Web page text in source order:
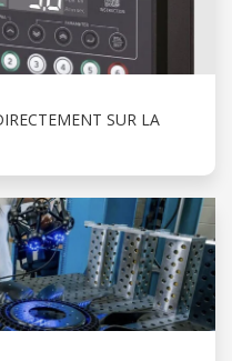
SUR LA